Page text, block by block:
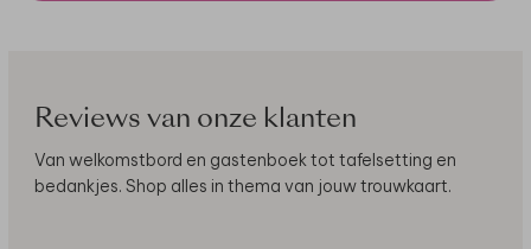
Reviews van onze klanten
Van welkomstbord en gastenboek tot tafelsetting en
bedankjes. Shop alles in thema van jouw trouwkaart.